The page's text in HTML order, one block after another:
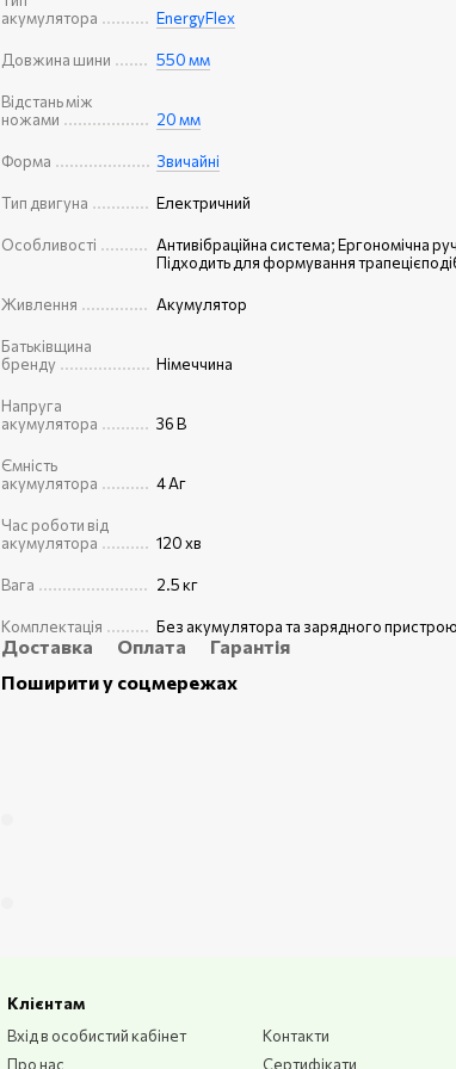
акумулятора
EnergyFlex
Довжина шини 550 мм
Відстань між
ножами
20 мм
Форма Звичайні
Тип двигуна Електричний
Особливості
Антивібраційна система; Ергономічна
Підходить для формування
Живлення Акумулятор
Батьківщина
бренду
Німеччина
Напруга
акумулятора
36 В
Ємність
акумулятора
4 Аг
Час роботи від
акумулятора
120 хв
Вага 2.5 кг
Комплектація Без акумулятора та зарядного пристрою
Доставка Оплата
Гарантія
Поширити у соцмережах
Клієнтам
Вхід в особистий кабінет
Про нас
Контакти
Сертифікати